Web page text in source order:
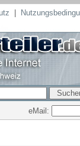
eMail: